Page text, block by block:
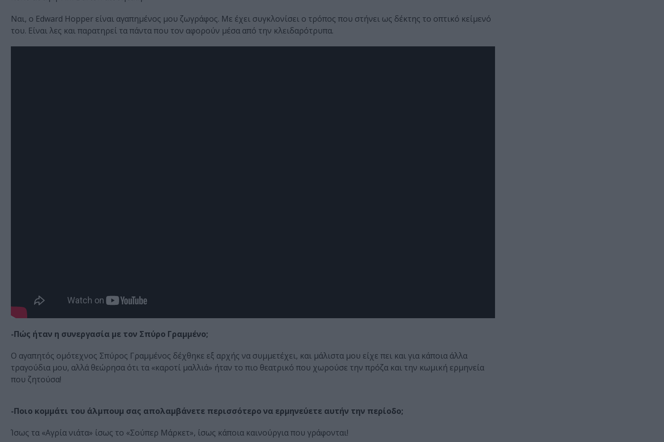
Ναι, ο Edward Hopper είναι αγαπημένος μου ζωγράφος. Με έχει συγκλονίσει ο τρόπος που στήνει ως δέκτης το οπτικό κείμενό
του. Είναι λες και παρατηρεί τα πάντα που τον αφορούν μέσα από την κλειδαρότρυπα.
-Πώς ήταν η συνεργασία με τον Σπύρο Γραμμένο;
Ο αγαπητός ομότεχνος Σπύρος Γραμμένος δέχθηκε εξ αρχής να συμμετέχει, και μάλιστα μου είχε πει και για κάποια άλλα
τραγούδια μου, αλλά θεώρησα ότι τα «καροτί μαλλιά» ήταν το πιο θεατρικό που χωρούσε την πρόζα και την κωμική ερμηνεία
που ζητούσα!
-Ποιο κομμάτι του άλμπουμ σας απολαμβάνετε περισσότερο να ερμηνεύετε αυτήν την περίοδο;
Ίσως τα «Αγρία νιάτα» ίσως το «Σούπερ Μάρκετ», ίσως κάποια καινούργια που γράφονται!